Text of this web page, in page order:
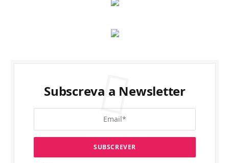
Subscreva a Newsletter